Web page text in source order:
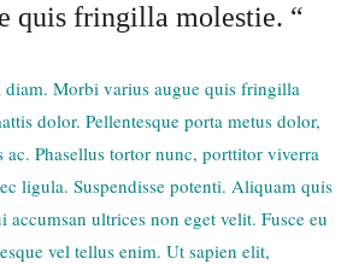
quis fringilla molestie. “
diam. Morbi varius augue quis fringilla
dolor. Pellentesque porta metus dolor,
ac. Phasellus tortor nunc, porttitor viverra
ligula. Suspendisse potenti. Aliquam quis
accumsan ultrices non eget velit. Fusce eu
vel tellus enim. Ut sapien elit,